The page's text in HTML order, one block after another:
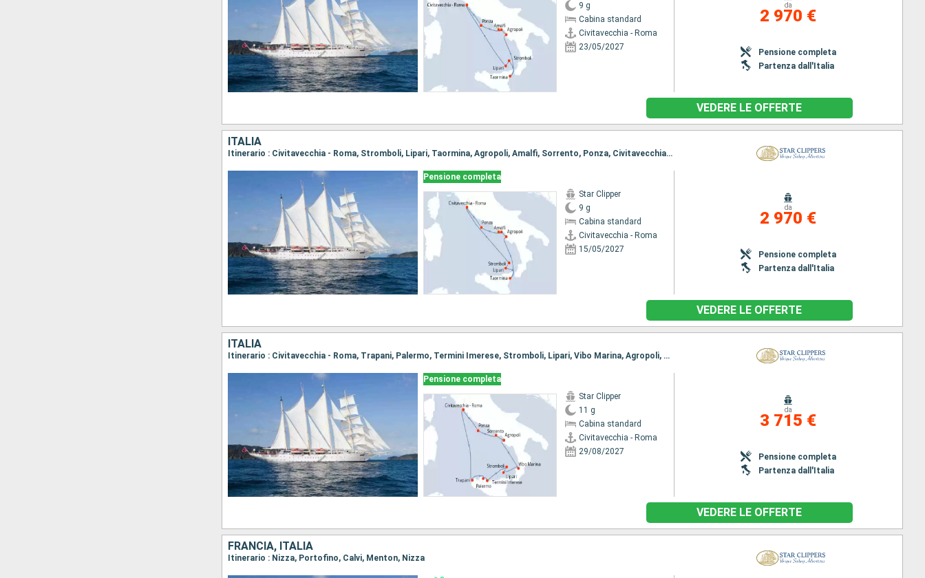
9 g
Cabina standard
Civitavecchia - Roma
23/05/2027
da
2 970 €
Pensione completa
Partenza dall'Italia
VEDERE LE OFFERTE
ITALIA
Itinerario : Civitavecchia - Roma, Stromboli, Lipari, Taormina, Agropoli, Amalfi, Sorrento, Ponza, Civitavecchia - Roma
Pensione completa
Star Clipper
9 g
Cabina standard
Civitavecchia - Roma
15/05/2027
da
2 970 €
Pensione completa
Partenza dall'Italia
VEDERE LE OFFERTE
ITALIA
Itinerario : Civitavecchia - Roma, Trapani, Palermo, Termini Imerese, Stromboli, Lipari, Vibo Marina, Agropoli, Sorrento, Ponza, Civitavecchia - Roma
Pensione completa
Star Clipper
11 g
Cabina standard
Civitavecchia - Roma
29/08/2027
da
3 715 €
Pensione completa
Partenza dall'Italia
VEDERE LE OFFERTE
FRANCIA, ITALIA
Itinerario : Nizza, Portofino, Calvi, Menton, Nizza